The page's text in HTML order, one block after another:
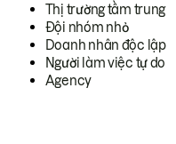
Thị trường tầm trung
Đội nhóm nhỏ
Doanh nhân độc lập
Người làm việc tự do
Agency